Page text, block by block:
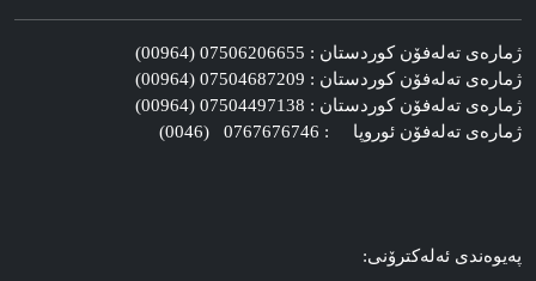
ژماره‌ی ته‌له‌فۆن کوردستان : 07506206655 (00964)
ژماره‌ی ته‌له‌فۆن کوردستان : 07504687209 (00964)
ژماره‌ی ته‌له‌فۆن کوردستان : 07504497138 (00964)
ژماره‌ی ته‌له‌فۆن ئوروپا : 0767676746 (0046)
په‌یوه‌ندی ئه‌له‌کترۆنی: